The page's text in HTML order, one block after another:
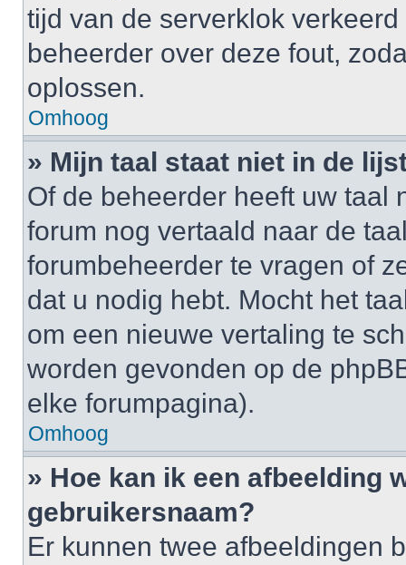
tijd van de serverklok
beheerder over deze fout,
oplossen.
Omhoog
» Mijn taal staat niet in de
Of de beheerder heeft uw taal
forum nog vertaald naar de
forumbeheerder te vragen of
dat u nodig hebt. Mocht het
om een nieuwe vertaling te
worden gevonden op de
elke forumpagina).
Omhoog
» Hoe kan ik een afbeelding
gebruikersnaam?
Er kunnen twee afbeeldingen